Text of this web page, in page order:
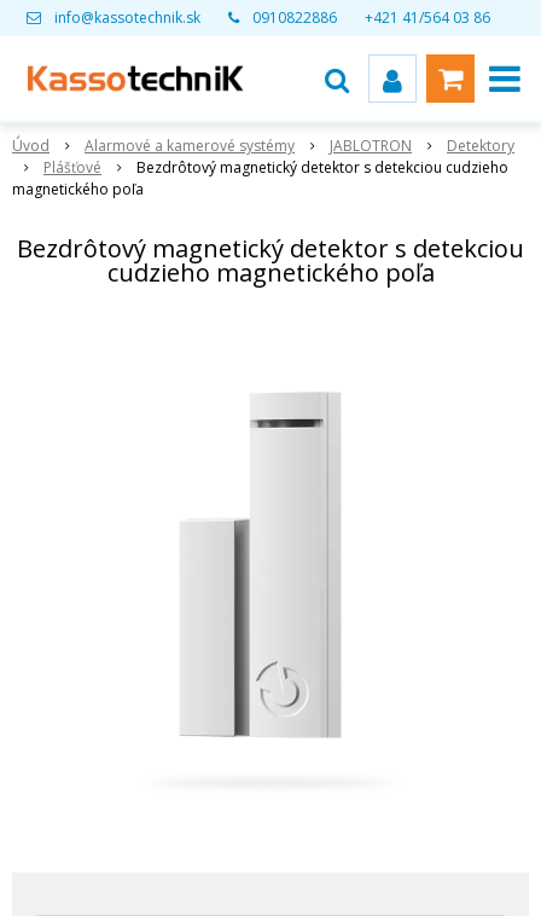
info@kassotechnik.sk 0910822886 +421 41/564 03 86
Úvod Alarmové a kamerové systémy JABLOTRON
Detektory
Plášťové
Bezdrôtový magnetický detektor s detekciou cudzieho
magnetického poľa
Bezdrôtový magnetický detektor s detekciou
cudzieho magnetického poľa